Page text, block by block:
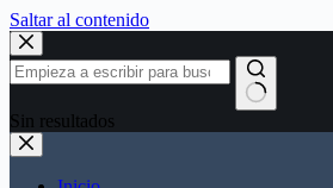
Saltar al contenido
Sin resultados